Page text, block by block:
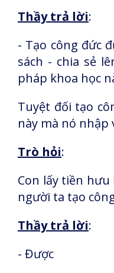
Thầy trả lời:
- Tạo công đức
sách - chia sẻ
pháp khoa học
Tuyệt đối tạo
này mà nó nhập
Trò hỏi:
Con lấy tiền
người ta tạo
Thầy trả lời:
- Được